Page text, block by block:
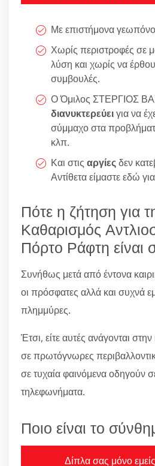
Με επιστήμονα
Χωρίς περιστροφές σε
λύση και χωρίς να
συμβουλές.
Ο Όμιλος ΣΤΕΡΓΙΟΣ
διανυκτερεύειγια να
σύμμαχο στα
κλπ.
Και στις αργίεςδεν
Αντίθετα είμαστε εδώ
Πότε η ζήτηση για
Καθαρισμός
Πόρτο Ράφτη είναι
Συνήθως μετά από έντονα
οι πρόσφατες αλλά και συχνά
πλημμύρες.
Έτσι, είτε αυτές ανάγονται στην
σε πρωτόγνωρες
σε τυχαία φαινόμενα οδηγούν
τηλεφωνήματα.
Ποιο είναι το
Δίπλα σας μόνο